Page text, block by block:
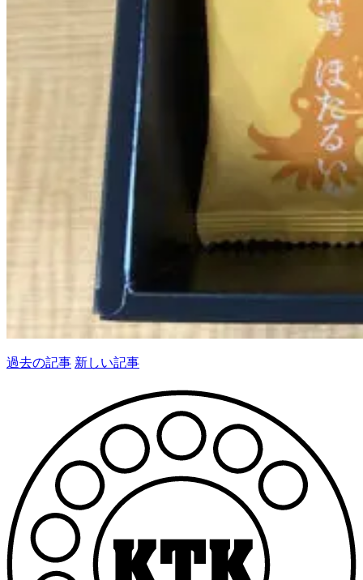
過去の記事 新しい記事